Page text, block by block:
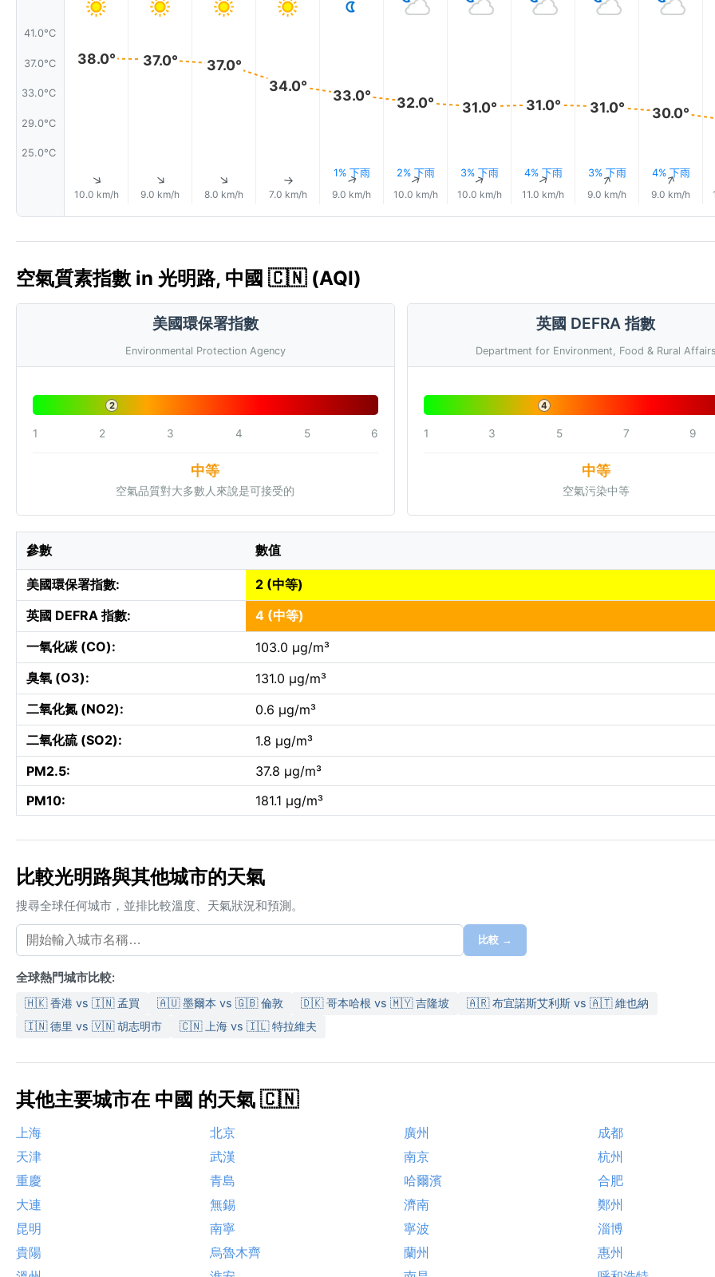
41.0°C
37.0°C
33.0°C
29.0°C
25.0°C
38.0°
↑
10.0 km/h
37.0°
↑
9.0 km/h
37.0°
↑
8.0 km/h
34.0°
↑
7.0 km/h
33.0°
1% 下雨
↑
9.0 km/h
32.0°
2% 下雨
↑
10.0 km/h
31.0°
3% 下雨
↑
10.0 km/h
31.0°
4% 下雨
↑
11.0 km/h
31.0°
3% 下雨
↑
9.0 km/h
30.0°
4% 下雨
↑
9.0 km/h
空氣質素指數 in 光明路, 中國 🇨🇳 (AQI)
美國環保署指數
Environmental Protection Agency
2
1 2 3 4 5 6
中等
空氣品質對大多數人來說是可接受的
英國 DEFRA 指數
Department for Environment, Food & Rural
4
1 3 5 7 9
中等
空氣污染中等
參數 數值
美國環保署指數:
2 (中等)
英國 DEFRA 指數:
4 (中等)
一氧化碳 (CO):
103.0 µg/m³
臭氧 (O3):
131.0 µg/m³
二氧化氮 (NO2):
0.6 µg/m³
二氧化硫 (SO2):
1.8 µg/m³
PM2.5:
37.8 µg/m³
PM10:
181.1 µg/m³
比較光明路與其他城市的天氣
搜尋全球任何城市，並排比較溫度、天氣狀況和預測。
比較 →
全球熱門城市比較:
🇭🇰 香港 vs 🇮🇳 孟買 🇦🇺 墨爾本 vs 🇬🇧 倫敦 🇩🇰 哥本哈根 vs 🇲🇾 吉隆坡
🇦🇷 布宜諾斯艾利斯 vs 🇦🇹 維也納
🇮🇳 德里 vs 🇻🇳 胡志明市
🇨🇳 上海 vs 🇮🇱 特拉維夫
其他主要城市在 中國 的天氣 🇨🇳
上海 北京 廣州
成都
天津
武漢 南京
杭州
重慶
青島 哈爾濱
合肥
大連
無錫 濟南
鄭州
昆明
南寧 寧波
淄博
貴陽
烏魯木齊 蘭州
惠州